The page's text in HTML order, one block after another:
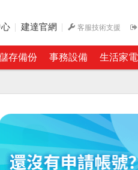
建達官網 客服技術支援
存備份 事務設備 生活家電